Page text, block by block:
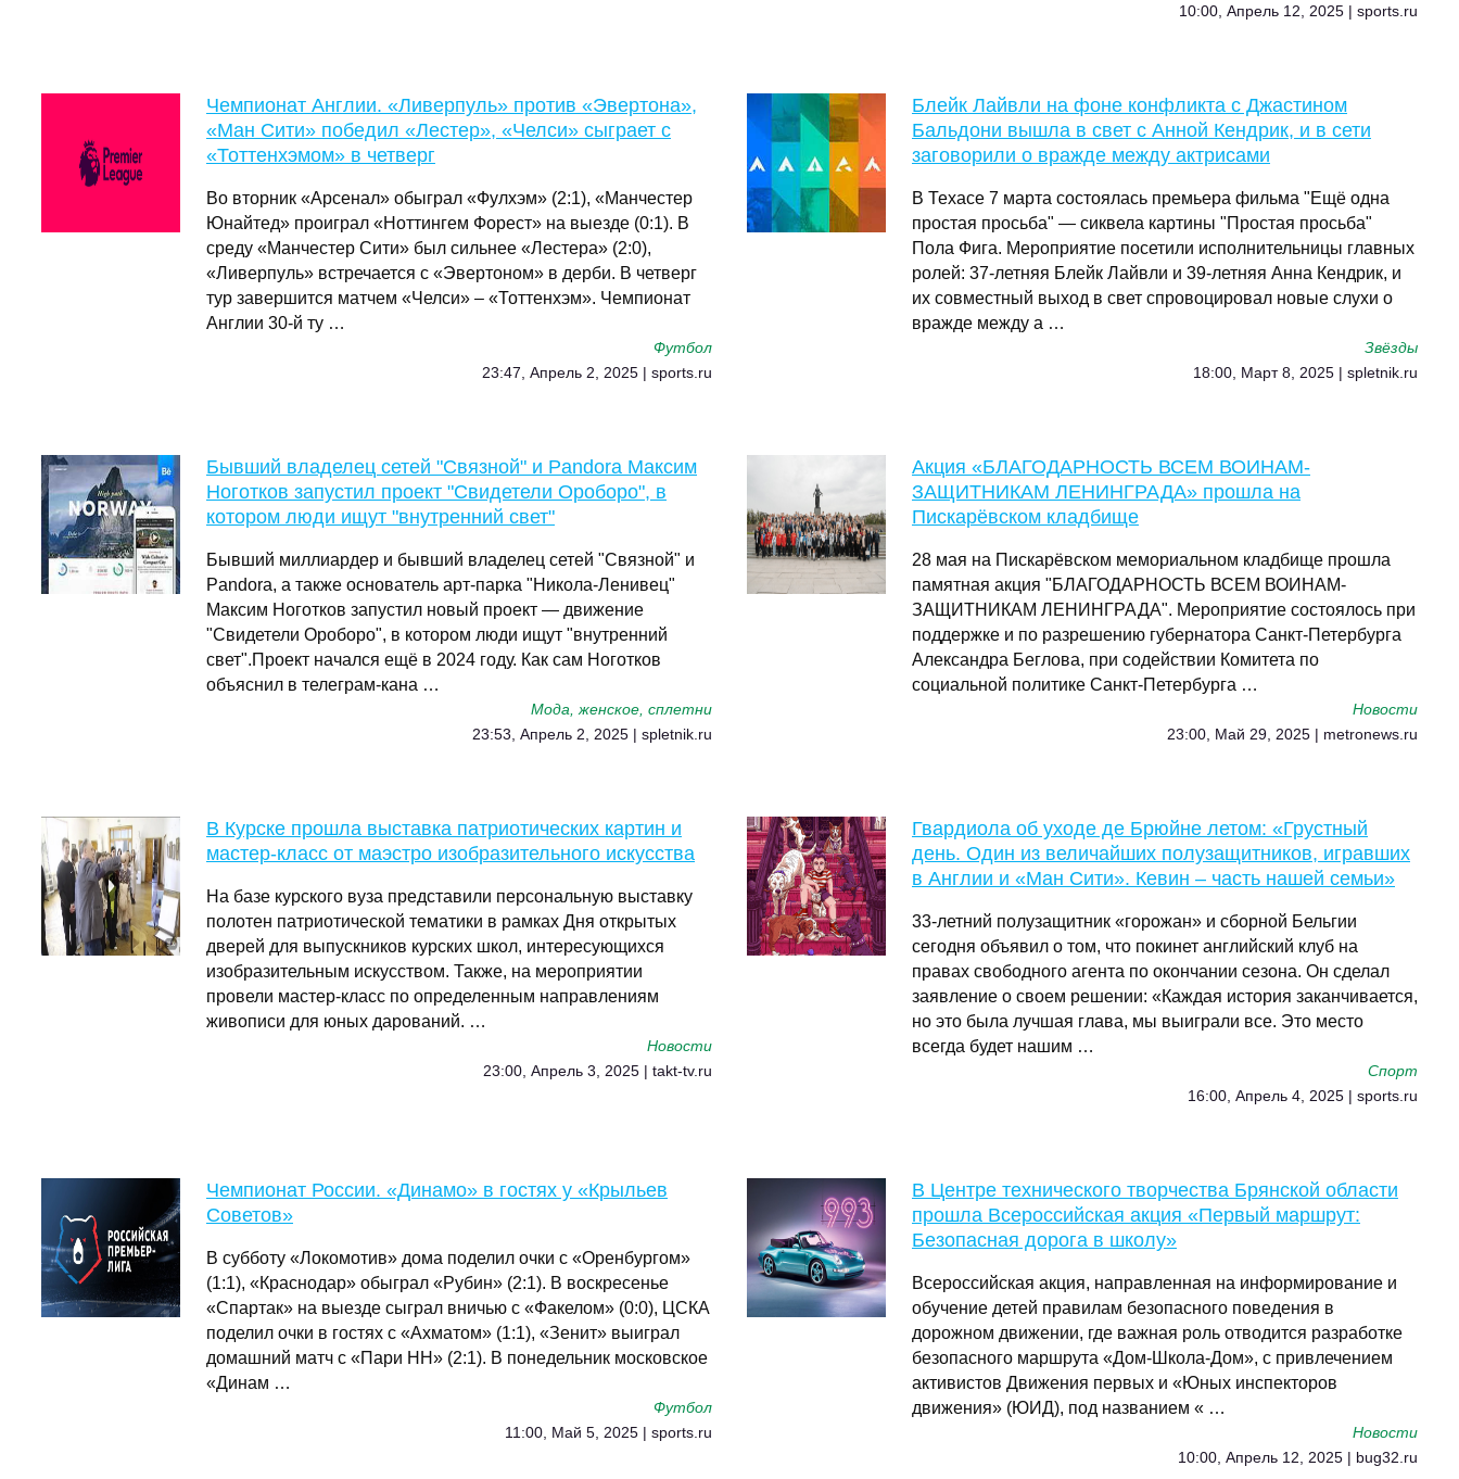
10:00, Апрель 12, 2025 | sports.ru
Чемпионат Англии. «Ливерпуль» против «Эвертона»,
«Ман Сити» победил «Лестер», «Челси» сыграет с
«Тоттенхэмом» в четверг
Во вторник «Арсенал» обыграл «Фулхэм» (2:1), «Манчестер
Юнайтед» проиграл «Ноттингем Форест» на выезде (0:1). В
среду «Манчестер Сити» был сильнее «Лестера» (2:0),
«Ливерпуль» встречается с «Эвертоном» в дерби. В четверг
тур завершится матчем «Челси» – «Тоттенхэм». Чемпионат
Англии 30-й ту …
Футбол
23:47, Апрель 2, 2025 | sports.ru
Блейк Лайвли на фоне конфликта с Джастином
Бальдони вышла в свет с Анной Кендрик, и в сети
заговорили о вражде между актрисами
В Техасе 7 марта состоялась премьера фильма "Ещё одна
простая просьба" — сиквела картины "Простая просьба"
Пола Фига. Мероприятие посетили исполнительницы главных
ролей: 37-летняя Блейк Лайвли и 39-летняя Анна Кендрик, и
их совместный выход в свет спровоцировал новые слухи о
вражде между а …
Звёзды
18:00, Март 8, 2025 | spletnik.ru
Бывший владелец сетей "Связной" и Pandora Максим
Ноготков запустил проект "Свидетели Ороборо", в
котором люди ищут "внутренний свет"
Бывший миллиардер и бывший владелец сетей "Связной" и
Pandora, а также основатель арт-парка "Никола-Ленивец"
Максим Ноготков запустил новый проект — движение
"Свидетели Ороборо", в котором люди ищут "внутренний
свет".Проект начался ещё в 2024 году. Как сам Ноготков
объяснил в телеграм-кана …
Мода, женское, сплетни
23:53, Апрель 2, 2025 | spletnik.ru
Акция «БЛАГОДАРНОСТЬ ВСЕМ ВОИНАМ-
ЗАЩИТНИКАМ ЛЕНИНГРАДА» прошла на
Пискарёвском кладбище
28 мая на Пискарёвском мемориальном кладбище прошла
памятная акция "БЛАГОДАРНОСТЬ ВСЕМ ВОИНАМ-
ЗАЩИТНИКАМ ЛЕНИНГРАДА". Мероприятие состоялось при
поддержке и по разрешению губернатора Санкт-Петербурга
Александра Беглова, при содействии Комитета по
социальной политике Санкт‑Петербурга …
Новости
23:00, Май 29, 2025 | metronews.ru
В Курске прошла выставка патриотических картин и
мастер-класс от маэстро изобразительного искусства
На базе курского вуза представили персональную выставку
полотен патриотической тематики в рамках Дня открытых
дверей для выпускников курских школ, интересующихся
изобразительным искусством. Также, на мероприятии
провели мастер-класс по определенным направлениям
живописи для юных дарований. …
Новости
23:00, Апрель 3, 2025 | takt-tv.ru
Гвардиола об уходе де Брюйне летом: «Грустный
день. Один из величайших полузащитников, игравших
в Англии и «Ман Сити». Кевин – часть нашей семьи»
33-летний полузащитник «горожан» и сборной Бельгии
сегодня объявил о том, что покинет английский клуб на
правах свободного агента по окончании сезона. Он сделал
заявление о своем решении: «Каждая история заканчивается,
но это была лучшая глава, мы выиграли все. Это место
всегда будет нашим …
Спорт
16:00, Апрель 4, 2025 | sports.ru
Чемпионат России. «Динамо» в гостях у «Крыльев
Советов»
В субботу «Локомотив» дома поделил очки с «Оренбургом»
(1:1), «Краснодар» обыграл «Рубин» (2:1). В воскресенье
«Спартак» на выезде сыграл вничью с «Факелом» (0:0), ЦСКА
поделил очки в гостях с «Ахматом» (1:1), «Зенит» выиграл
домашний матч с «Пари НН» (2:1). В понедельник московское
«Динам …
Футбол
11:00, Май 5, 2025 | sports.ru
В Центре технического творчества Брянской области
прошла Всероссийская акция «Первый маршрут:
Безопасная дорога в школу»
Всероссийская акция, направленная на информирование и
обучение детей правилам безопасного поведения в
дорожном движении, где важная роль отводится разработке
безопасного маршрута «Дом-Школа-Дом», с привлечением
активистов Движения первых и «Юных инспекторов
движения» (ЮИД), под названием « …
Новости
10:00, Апрель 12, 2025 | bug32.ru